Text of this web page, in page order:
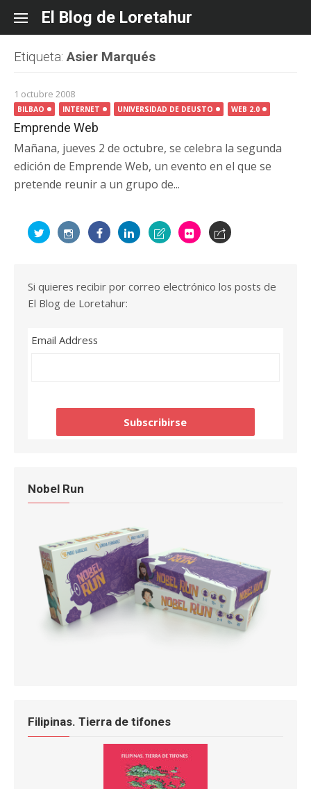
content
El Blog de Loretahur
Etiqueta:Asier Marqués
1 octubre 2008
BILBAO INTERNET UNIVERSIDAD DE DEUSTO WEB 2.0
Emprende Web
Mañana, jueves 2 de octubre, se celebra la segunda
edición de Emprende Web, un evento en el que se
pretende reunir a un grupo de...
Si quieres recibir por correo electrónico los posts de
El Blog de Loretahur:
Email Address
Nobel Run
Filipinas. Tierra de tifones